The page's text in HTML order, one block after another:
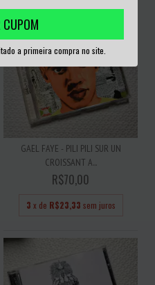
CUPOM
a primeira compra no site.
GAEL FAYE - PILI PILI SUR UN
CROISSANT A...
R$70,00
3 x de R$23,33 sem juros